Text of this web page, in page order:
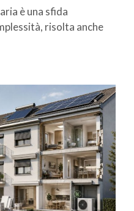
è una sfida
risolta anche